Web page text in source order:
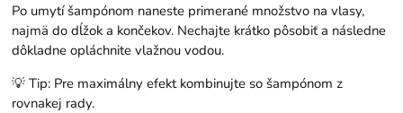
Po umytí šampónom naneste primerané množstvo na vlasy,
najmä do dĺžok a končekov. Nechajte krátko pôsobiť a následne
dôkladne opláchnite vlažnou vodou.
💡 Tip: Pre maximálny efekt kombinujte so šampónom z
rovnakej rady.